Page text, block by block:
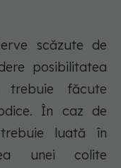
scăzute de
posibilitatea
trebuie făcute
În caz de
luată în
unei colite